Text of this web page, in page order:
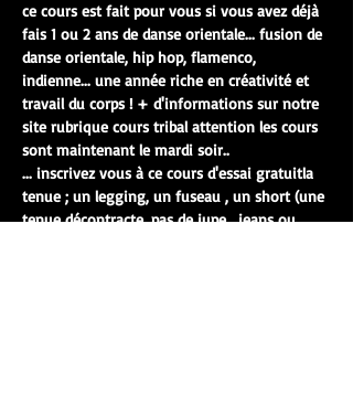
ce cours est fait pour vous si vous avez déjà
fais 1 ou 2 ans de danse orientale... fusion de
danse orientale, hip hop, flamenco,
indienne... une année riche en créativité et
travail du corps ! + d'informations sur notre
site rubrique cours tribal attention les cours
sont maintenant le mardi soir..
... inscrivez vous à ce cours d'essai gratuitla
tenue ; un legging, un fuseau , un short (une
tenue décontracte, pas de jupe , jeans ou